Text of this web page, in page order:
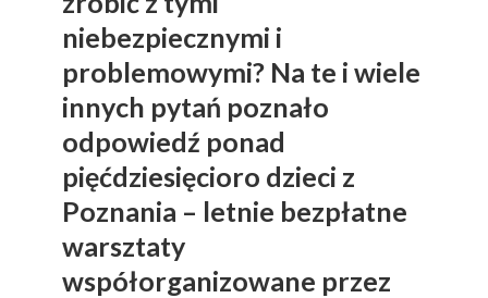
niebezpiecznymi i
problemowymi? Na te i wiele
innych pytań poznało
odpowiedź ponad
pięćdziesięcioro dzieci z
Poznania – letnie bezpłatne
warsztaty
współorganizowane przez